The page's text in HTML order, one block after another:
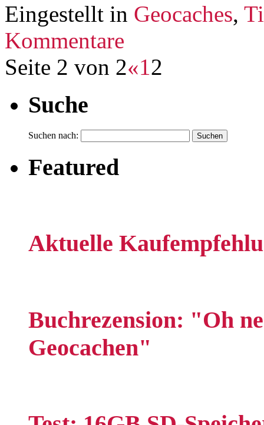
Eingestellt in Geocaches,
Kommentare
Seite 2 von 2«12
Suche
Suchen nach:
Featured
Aktuelle
Buchrezension: "Oh
Geocachen"